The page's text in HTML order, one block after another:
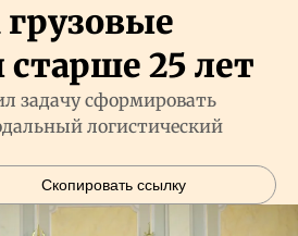
грузовые
25 лет
задачу сформировать
логистический
Скопировать ссылку